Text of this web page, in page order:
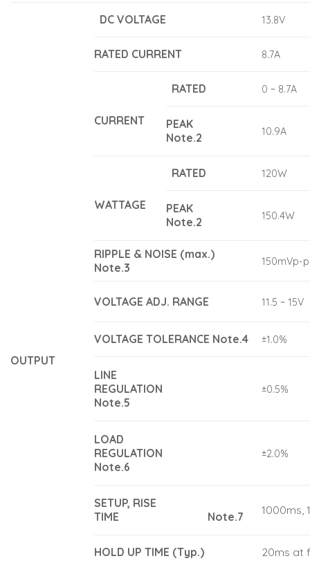
OUTPUT
DC VOLTAGE 13.8V
RATED CURRENT 8.7A
CURRENT
RATED 0 ~ 8.7A
PEAK
Note.2
10.9A
WATTAGE
RATED 120W
PEAK
Note.2
150.4W
RIPPLE & NOISE (max.)
Note.3
150mVp-p
VOLTAGE ADJ. RANGE 11.5 ~ 15V
VOLTAGE TOLERANCE Note.4 ±1.0%
LINE
REGULATION
Note.5
±0.5%
LOAD
REGULATION
Note.6
±2.0%
SETUP, RISE
TIME Note.7 1000ms,
HOLD UP TIME (Typ.) 20ms at